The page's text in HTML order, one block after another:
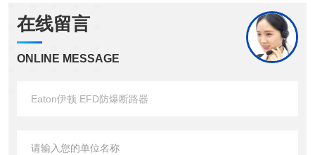
在线留言
ONLINE MESSAGE